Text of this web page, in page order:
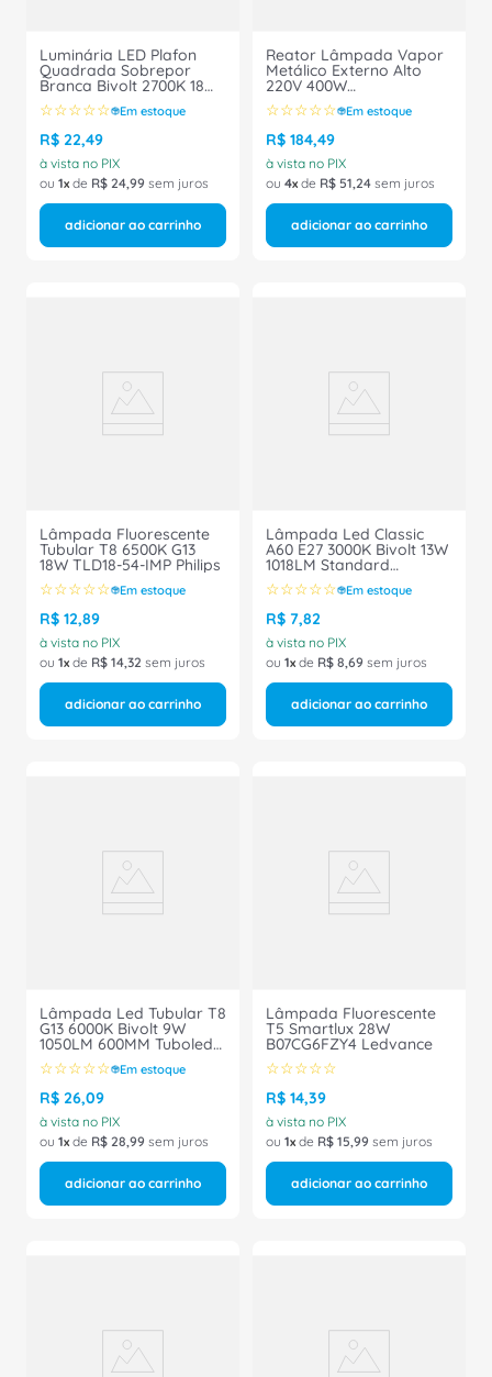
Luminária LED Plafon
Quadrada Sobrepor
Branca Bivolt 2700K 18W
03215A Ourolux
☆☆☆☆☆ Em estoque
R$ 22,49
à vista no PIX
ou 1 de R$ 24,99 sem juros
adicionar ao carrinho
Reator Lâmpada Vapor
Metálico Externo Alto
220V 400W
MAE40062VP750 Intral
☆☆☆☆☆ Em estoque
R$ 184,49
à vista no PIX
ou 4 de R$ 51,24 sem juros
adicionar ao carrinho
Lâmpada Fluorescente
Tubular T8 6500K G13
18W TLD18-54-IMP Philips
☆☆☆☆☆ Em estoque
R$ 12,89
à vista no PIX
ou 1 de R$ 14,32 sem juros
adicionar ao carrinho
Lâmpada Led Classic
A60 E27 3000K Bivolt 13W
1018LM Standard
929002984512 Philips
☆☆☆☆☆ Em estoque
R$ 7,82
à vista no PIX
ou 1 de R$ 8,69 sem juros
adicionar ao carrinho
Lâmpada Led Tubular T8
G13 6000K Bivolt 9W
1050LM 600MM Tuboled
Pro Pc 09196 Intral
☆☆☆☆☆ Em estoque
R$ 26,09
à vista no PIX
ou 1 de R$ 28,99 sem juros
adicionar ao carrinho
Lâmpada Fluorescente
T5 Smartlux 28W
B07CG6FZY4 Ledvance
☆☆☆☆☆
R$ 14,39
à vista no PIX
ou 1 de R$ 15,99 sem juros
adicionar ao carrinho